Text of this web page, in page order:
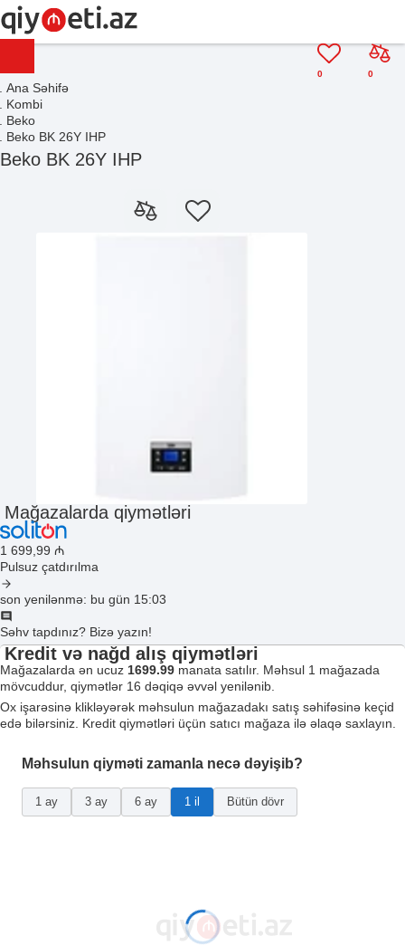
0
0
Ana Səhifə
Kombi
Beko
Beko BK 26Y IHP
Beko BK 26Y IHP
Mağazalarda qiymətləri
1 699 ,99 ₼
Pulsuz çatdırılma
son yenilənmə: bu gün 15:03
Səhv tapdınız? Bizə yazın!
Kredit və nağd alış qiymətləri
Mağazalarda ən ucuz 1699.99 manata satılır. Məhsul 1 mağazada
mövcuddur, qiymətlər 16 dəqiqə əvvəl yenilənib.
Ox işarəsinə klikləyərək məhsulun mağazadakı satış səhifəsinə keçid
edə bilərsiniz. Kredit qiymətləri üçün satıcı mağaza ilə əlaqə saxlayın.
Məhsulun qiyməti zamanla necə dəyişib?
1 ay 3 ay 6 ay 1 il Bütün dövr